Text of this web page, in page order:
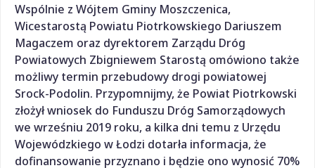
Wspólnie z Wójtem Gminy Moszczenica,
Wicestarostą Powiatu Piotrkowskiego Dariuszem
Magaczem oraz dyrektorem Zarządu Dróg
Powiatowych Zbigniewem Starostą omówiono także
możliwy termin przebudowy drogi powiatowej
Srock-Podolin. Przypomnijmy, że Powiat Piotrkowski
złożył wniosek do Funduszu Dróg Samorządowych
we wrześniu 2019 roku, a kilka dni temu z Urzędu
Wojewódzkiego w Łodzi dotarła informacja, że
dofinansowanie przyznano i będzie ono wynosić 70%